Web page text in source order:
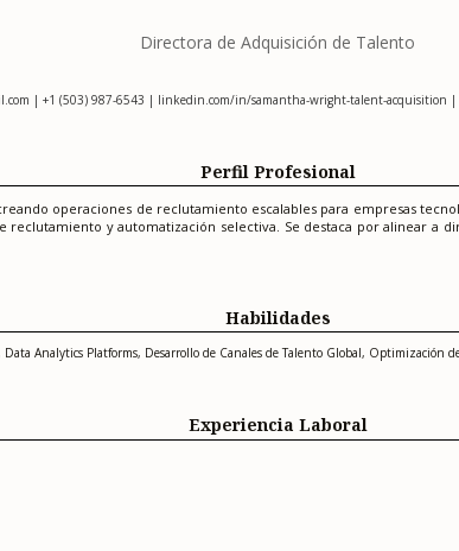
Directora de Adquisición de Talento
| +1 (503) 987-6543 | linkedin.com/in/samantha-wright-talent-acquisition |
Perfil Profesional
operaciones de reclutamiento escalables para empresas
y automatización selectiva. Se destaca por alinear a
Habilidades
Analytics Platforms, Desarrollo de Canales de Talento Global, Optimización
Experiencia Laboral